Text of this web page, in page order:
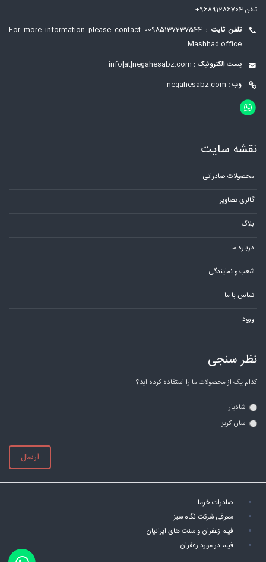
تلفن 96891286704+
تلفن ثابت : 00985137237544
For more information please contact
Mashhad office
پست الکترونیک : info[at]negahesabz.com
وب : negahesabz.com
نقشه سایت
محصولات صادراتی
گالری تصاویر
بلاگ
درباره ما
شعب و نمایندگی
تماس با ما
ورود
نظر سنجی
کدام یک از محصولات ما را استفاده کرده اید؟
شادیار
سان کریز
ارسال
صادرات خرما
معرفی شرکت نگاه سبز
فیلم زعفران و سنت های ایرانیان
فیلم در مورد زعفران